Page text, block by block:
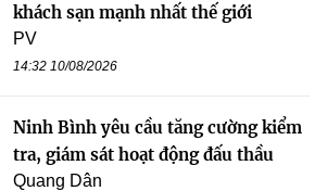
khách sạn mạnh nhất thế giới
PV
14:32 10/08/2026
Ninh Bình yêu cầu tăng cường kiểm
tra, giám sát hoạt động đấu thầu
Quang Dân